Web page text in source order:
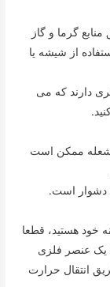
گرما و گاز
از شیشه یا
دارند که می
شعله ممکن است
دشوار است.
خود هستید، قطعا
یک عنصر فلزی
انتقال حرارت